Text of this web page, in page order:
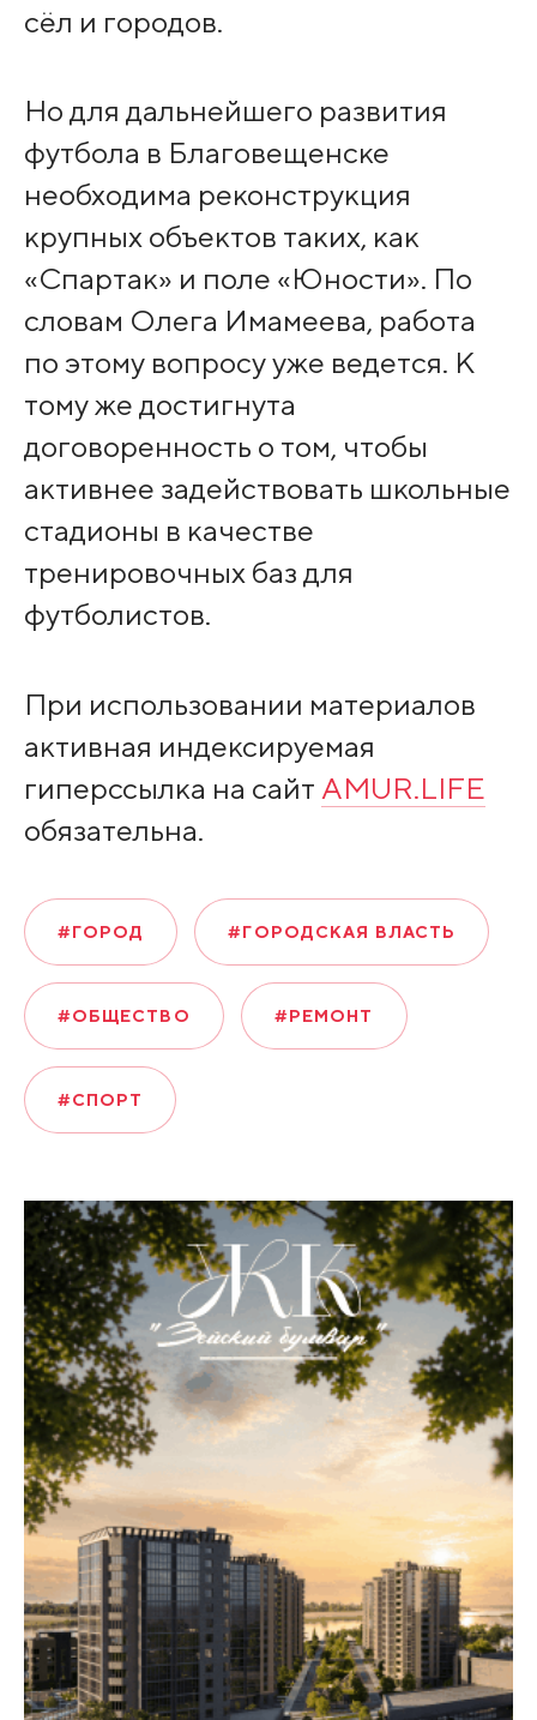
сёл и городов.
Но для дальнейшего развития
футбола в Благовещенске
необходима реконструкция
крупных объектов таких, как
«Спартак» и поле «Юности». По
словам Олега Имамеева, работа
по этому вопросу уже ведется. К
тому же достигнута
договоренность о том, чтобы
активнее задействовать школьные
стадионы в качестве
тренировочных баз для
футболистов.
При использовании материалов
активная индексируемая
гиперссылка на сайт AMUR.LIFE
обязательна.
#ГОРОД #ГОРОДСКАЯ ВЛАСТЬ
#ОБЩЕСТВО #РЕМОНТ
#СПОРТ